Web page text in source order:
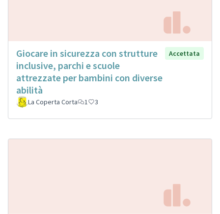
Giocare in sicurezza con strutture
inclusive, parchi e scuole
attrezzate per bambini con diverse
abilità
Accettata
La Coperta Corta 1 3